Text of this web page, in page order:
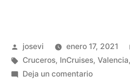
Publicado
por
josevi enero 17, 2021
Etiquetas:
Cruceros, InCruises, Valencia,
Deja un comentarioen